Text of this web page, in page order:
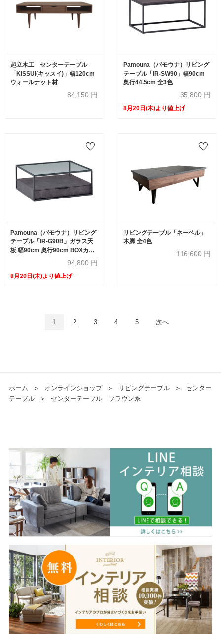
起立木工 センターテーブル
「KISSUI(キッスイ)」幅120cm
ウォールナット材
84,150 円
Pamouna（パモウナ）リビング
テーブル「IR-SW90」幅90cm
奥行44.5cm 全3色
35,800 円
8月20日(木)より値上げ
Pamouna（パモウナ）リビング
テーブル「IR-G90B」ガラス天
板 幅90cm 奥行90cm BOXカラ
94,800 円
8月20日(木)より値上げ
リビングテーブル「ネーベル」
木脚 全4色
116,600 円
1 2 3 4 5 次へ
ホーム ＞ オンラインショップ ＞ リビングテーブル ＞
センター
テーブル
＞ センターテーブル ブラウン系